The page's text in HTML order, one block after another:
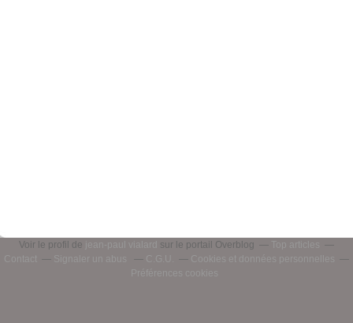
Voir le profil de jean-paul vialard sur le portail Overblog
Top articles
Contact
Signaler un abus C.G.U.
Cookies et données personnelles
Préférences cookies